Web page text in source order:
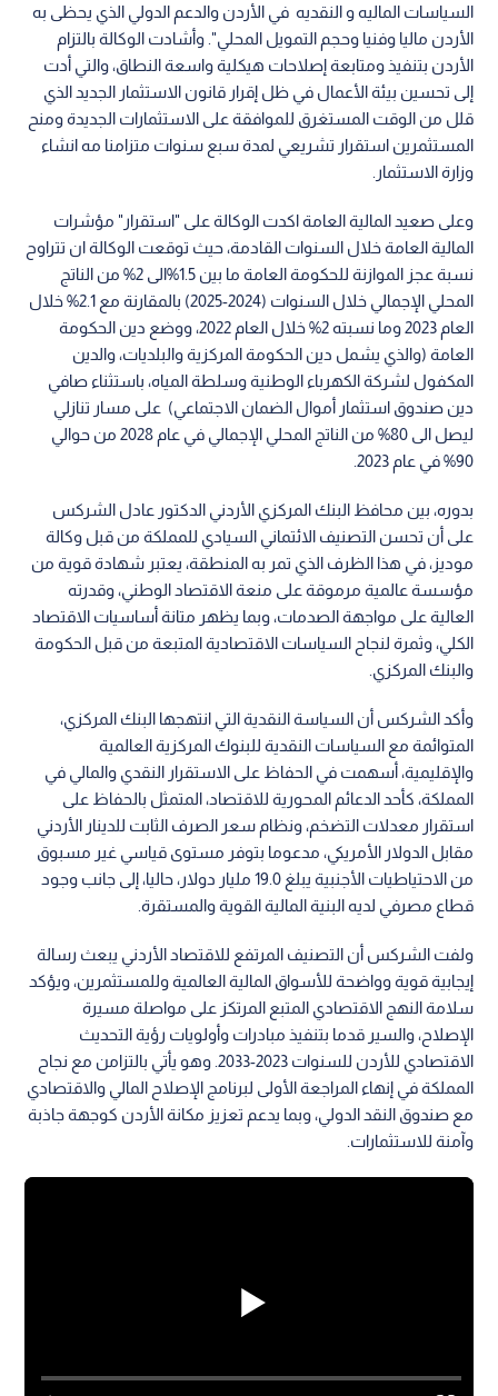
السياسات الماليه و النقديه في الأردن والدعم الدولي الذي يحظى به
الأردن ماليا وفنيا وحجم التمويل المحلي". وأشادت الوكالة بالتزام
الأردن بتنفيذ ومتابعة إصلاحات هيكلية واسعة النطاق، والتي أدت
إلى تحسين بيئة الأعمال في ظل إقرار قانون الاستثمار الجديد الذي
قلل من الوقت المستغرق للموافقة على الاستثمارات الجديدة ومنح
المستثمرين استقرار تشريعي لمدة سبع سنوات متزامنا مه انشاء
وزارة الاستثمار.
وعلى صعيد المالية العامة اكدت الوكالة على "استقرار" مؤشرات
المالية العامة خلال السنوات القادمة، حيث توقعت الوكالة ان تتراوح
نسبة عجز الموازنة للحكومة العامة ما بين 1.5%الى 2% من الناتج
المحلي الإجمالي خلال السنوات (2024-2025) بالمقارنة مع 2.1% خلال
العام 2023 وما نسبته 2% خلال العام 2022، ووضع دين الحكومة
العامة (والذي يشمل دين الحكومة المركزية والبلديات، والدين
المكفول لشركة الكهرباء الوطنية وسلطة المياه، باستثناء صافي
دين صندوق استثمار أموال الضمان الاجتماعي) على مسار تنازلي
ليصل الى 80% من الناتج المحلي الإجمالي في عام 2028 من حوالي
90% في عام 2023.
بدوره، بين محافظ البنك المركزي الأردني الدكتور عادل الشركس
على أن تحسن التصنيف الائتماني السيادي للمملكة من قبل وكالة
موديز، في هذا الظرف الذي تمر به المنطقة، يعتبر شهادة قوية من
مؤسسة عالمية مرموقة على منعة الاقتصاد الوطني، وقدرته
العالية على مواجهة الصدمات، وبما يظهر متانة أساسيات الاقتصاد
الكلي، وثمرة لنجاح السياسات الاقتصادية المتبعة من قبل الحكومة
والبنك المركزي.
وأكد الشركس أن السياسة النقدية التي انتهجها البنك المركزي،
المتوائمة مع السياسات النقدية للبنوك المركزية العالمية
والإقليمية، أسهمت في الحفاظ على الاستقرار النقدي والمالي في
المملكة، كأحد الدعائم المحورية للاقتصاد، المتمثل بالحفاظ على
استقرار معدلات التضخم، ونظام سعر الصرف الثابت للدينار الأردني
مقابل الدولار الأمريكي، مدعوما بتوفر مستوى قياسي غير مسبوق
من الاحتياطيات الأجنبية يبلغ 19.0 مليار دولار، حاليا، إلى جانب وجود
قطاع مصرفي لديه البنية المالية القوية والمستقرة.
ولفت الشركس أن التصنيف المرتفع للاقتصاد الأردني يبعث رسالة
إيجابية قوية وواضحة للأسواق المالية العالمية وللمستثمرين، ويؤكد
سلامة النهج الاقتصادي المتبع المرتكز على مواصلة مسيرة
الإصلاح، والسير قدما بتنفيذ مبادرات وأولويات رؤية التحديث
الاقتصادي للأردن للسنوات 2023-2033. وهو يأتي بالتزامن مع نجاح
المملكة في إنهاء المراجعة الأولى لبرنامج الإصلاح المالي والاقتصادي
مع صندوق النقد الدولي، وبما يدعم تعزيز مكانة الأردن كوجهة جاذبة
وآمنة للاستثمارات.